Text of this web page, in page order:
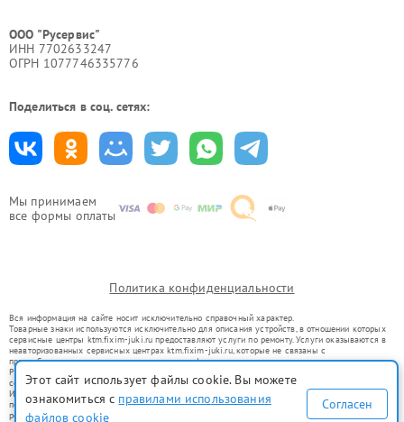
Мы принимаем
все формы оплаты
ООО "Русервис"
ИНН 7702633247
ОГРН 1077746335776
Поделиться в соц. сетях:
Политика конфиденциальности
Вся информация на сайте носит исключительно справочный характер.
Товарные знаки используются исключительно для описания устройств, в отношении которых
сервисные центры ktm.fixim-juki.ru предоставляют услуги по ремонту. Услуги оказываются в
неавторизованных сервисных центрах ktm.fixim-juki.ru, которые не связаны с
правообладателями товарных знаков или их официальными представителями.
Ремонт осуществляется для устройств, уже введенных в гражданский оборот в соответствии
со статьей 1487 ГК РФ.
Использование товарных знаков не преследует цели индивидуализации услуг или введения
потребителей в заблуждение, а служит для информирования о предоставляемых услугах по
ремонту техники указанных брендов.
Этот сайт использует файлы cookie. Вы можете
ознакомиться с правилами использования
файлов cookie
Согласен